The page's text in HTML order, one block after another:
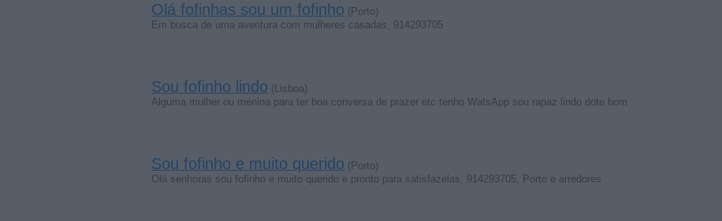
Olá fofinhas sou um fofinho (Porto)
Em busca de uma aventura com mulheres casadas, 914293705
Sou fofinho lindo (Lisboa)
Alguma mulher ou menina para ter boa conversa de prazer etc tenho WatsApp sou rapaz lindo dote bom
Sou fofinho e muito querido (Porto)
Olá senhoras sou fofinho e muito querido e pronto para satisfazelas, 914293705, Porto e arredores